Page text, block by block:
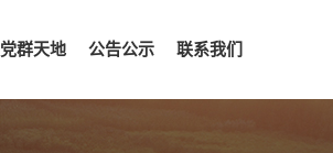
党群天地 公告公示 联系我们